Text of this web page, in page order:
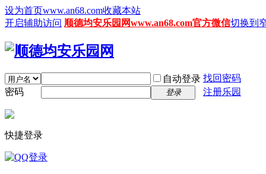
设为首页www.an68.com收藏本站
开启辅助访问 顺德均安乐园网www.an68.com官方微信切换到
自动登录 找回密码
密码
登录 注册乐园
快捷登录